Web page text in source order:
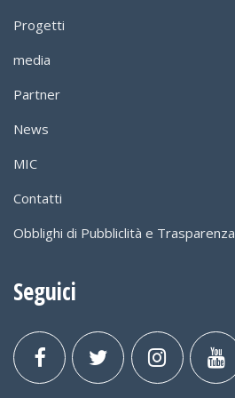
Progetti
media
Partner
News
MIC
Contatti
Obblighi di Pubbliclità e Trasparenza
Seguici